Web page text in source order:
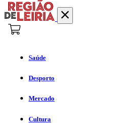
Saúde
Desporto
Mercado
Cultura